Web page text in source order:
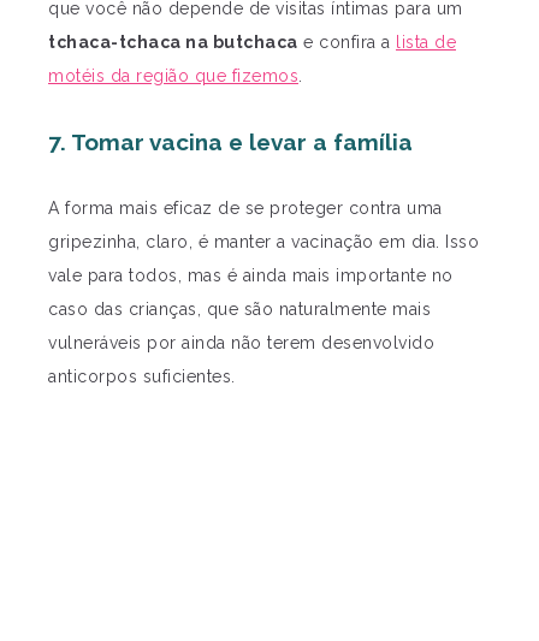
que você não depende de visitas íntimas para um
tchaca-tchaca na butchaca e confira a
lista de
motéis da região que fizemos
7. Tomar vacina e levar a família
A forma mais eficaz de se proteger contra uma
gripezinha, claro, é manter a vacinação em dia. Isso
vale para todos, mas é ainda mais importante no
caso das crianças, que são naturalmente mais
vulneráveis por ainda não terem desenvolvido
anticorpos suficientes.